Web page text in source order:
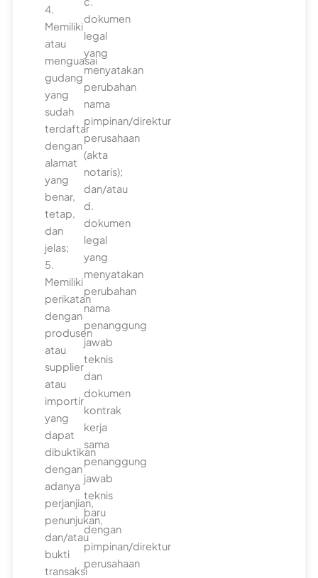
4.
Memiliki
atau
menguasai
gudang
yang
sudah
terdaftar
dengan
alamat
yang
benar,
tetap,
dan
jelas;
5.
Memiliki
perikatan
dengan
produsen
atau
supplier
atau
importir
yang
dapat
dibuktikan
dengan
adanya
perjanjian,
penunjukan,
dan/atau
bukti
transaksi
dokumen
legal
yang
menyatakan
perubahan
nama
pimpinan/direktur
perusahaan
(akta
notaris);
dan/atau
d.
dokumen
legal
yang
menyatakan
perubahan
nama
penanggung
jawab
teknis
dan
dokumen
kontrak
kerja
sama
penanggung
jawab
teknis
baru
dengan
pimpinan/direktur
perusahaan